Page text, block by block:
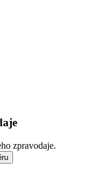
zpravodaje.